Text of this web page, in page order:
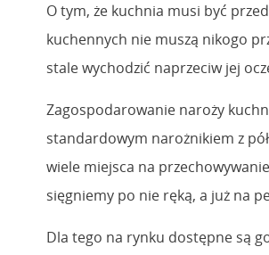
O tym, że kuchnia musi być
kuchennych nie muszą nikogo
stale wychodzić naprzeciw jej
Zagospodarowanie naroży
standardowym narożnikiem z
wiele miejsca na
sięgniemy po nie ręką, a już na
Dla tego na rynku dostępne są